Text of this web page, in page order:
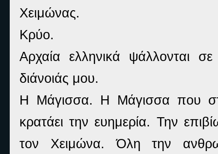
Χειμώνας.
Κρύο.
Αρχαία ελληνικά ψάλλονται
διάνοιάς μου.
Η Μάγισσα. Η Μάγισσα που
κρατάει την ευημερία. Την
τον Χειμώνα. Όλη την